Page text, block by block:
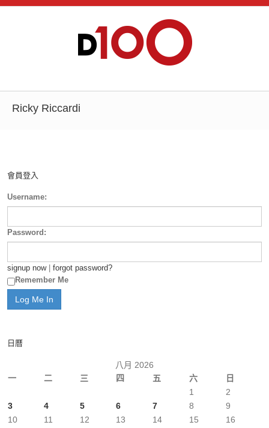
Ricky Riccardi
會員登入
Username:
Password:
signup now| forgot password?
Remember Me
日曆
八月 2026
一
二 三 四 五 六 日
1
2
3
4 5 6 7 8
9
10
11 12 13 14 15
16